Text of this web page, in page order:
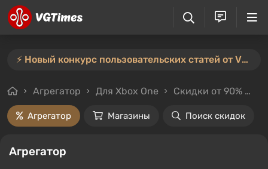
⚡️ Новый конкурс пользовательских статей от VGTimes — участвуйте тут ⚡️
Агрегатор Для Xbox One Скидки от 90%
Агрегатор Магазины Поиск скидок
Агрегатор